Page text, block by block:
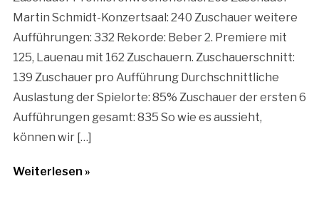
Martin Schmidt-Konzertsaal: 240 Zuschauer weitere
Aufführungen: 332 Rekorde: Beber 2. Premiere mit
125, Lauenau mit 162 Zuschauern. Zuschauerschnitt:
139 Zuschauer pro Aufführung Durchschnittliche
Auslastung der Spielorte: 85% Zuschauer der ersten 6
Aufführungen gesamt: 835 So wie es aussieht,
können wir […]
Weiterlesen »